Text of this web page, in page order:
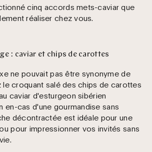
cinq accords mets-caviar que
réaliser chez vous.
: caviar et chips de carottes
ne pouvait pas être synonyme de
le croquant salé des chips de carottes
caviar d'esturgeon sibérien
en-cas d'une gourmandise sans
décontractée est idéale pour une
pour impressionner vos invités sans